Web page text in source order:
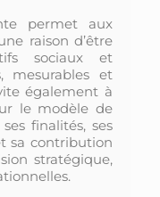
permet aux
raison d’être
sociaux et
mesurables et
également à
le modèle de
finalités, ses
sa contribution
stratégique,